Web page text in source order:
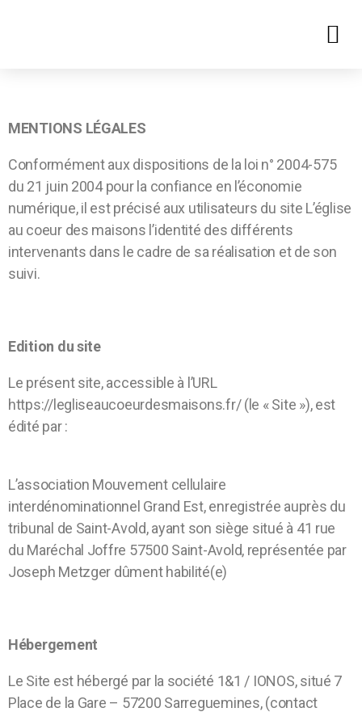
MENTIONS LÉGALES
Conformément aux dispositions de la loi n° 2004-575
du 21 juin 2004 pour la confiance en l’économie
numérique, il est précisé aux utilisateurs du site L’église
au coeur des maisons l’identité des différents
intervenants dans le cadre de sa réalisation et de son
suivi.
Edition du site
Le présent site, accessible à l’URL
https://legliseaucoeurdesmaisons.fr/ (le « Site »), est
édité par :
L’association Mouvement cellulaire
interdénominationnel Grand Est, enregistrée auprès du
tribunal de Saint-Avold, ayant son siège situé à 41 rue
du Maréchal Joffre 57500 Saint-Avold, représentée par
Joseph Metzger dûment habilité(e)
Hébergement
Le Site est hébergé par la société 1&1 / IONOS, situé 7
Place de la Gare – 57200 Sarreguemines, (contact